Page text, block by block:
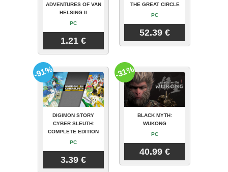
ADVENTURES OF VAN
HELSING II
PC
1.21 €
THE GREAT CIRCLE
PC
52.39 €
DIGIMON STORY
CYBER SLEUTH:
COMPLETE EDITION
PC
3.39 €
-91%
BLACK MYTH:
WUKONG
PC
40.99 €
-31%